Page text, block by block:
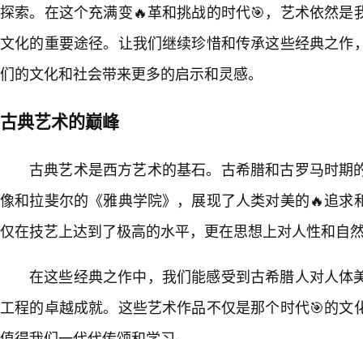
探索。在这个充满变🔥革和挑战的时代🎯，艺术依然是
文化的重要途径。让我们继续珍惜和传承这些经典之作
们的文化和社会带来更多的启示和灵感。
古典艺术的巅峰
古典艺术是西方艺术的基石。古希腊和古罗马时期
像和拉斐尔的《雅典学院》，展现了人类对美的🔥追求
仅在技艺上达到了极高的水平，更在思想上对人性和自
在这些经典之作中，我们能感受到古希腊人对人体
工程的卓越成就。这些艺术作品不仅是那个时代🎯的文